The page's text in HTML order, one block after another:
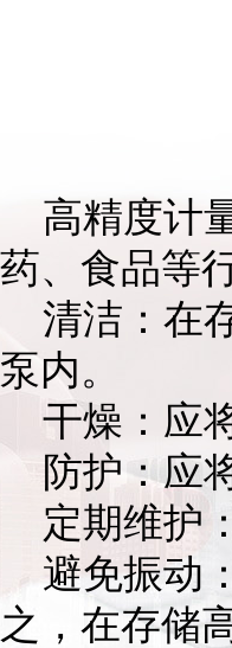
高精度计
药、食品等
清洁：在
泵内。
干燥：应
防护：应
定期维护
避免振动
之，在存储